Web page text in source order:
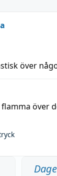
över
över